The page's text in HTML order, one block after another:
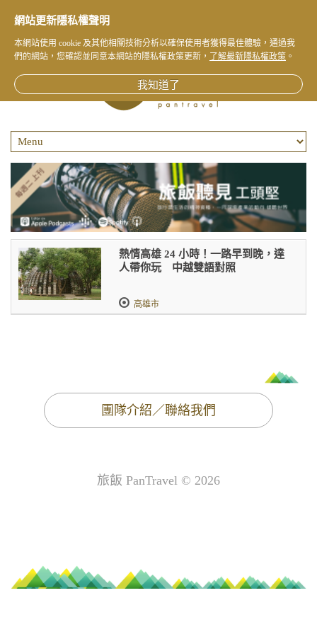
熱情高雄 24 小時！一路早到晚，達
人帶你玩 中越雙語對照
高雄市
團隊介紹／聯絡我們
旅飯 PanTravel © 2026
網站更新隱私權聲明
本網站使用 cookie 及其他相關技術分析以確保使用者獲得最佳體驗，通過我
們的網站，您確認並同意本網站的隱私權政策更新，
了解最新隱私權政策 。
我知道了